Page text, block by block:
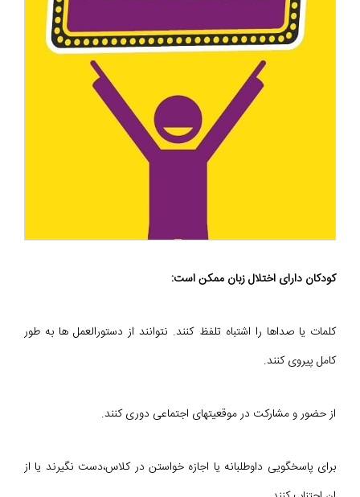
کودکان دارای اختلال زبان ممکن است:
کلمات یا صداها را اشتباه تلفظ کنند. نتوانند از دستورالعمل ها به طور
کامل پیروی کنند.
از حضور و مشارکت در موقعیتهای اجتماعی دوری کنند.
برای پاسخگویی داوطلبانه یا اجازه خواستن در کلاس،دست نگیرند یا از